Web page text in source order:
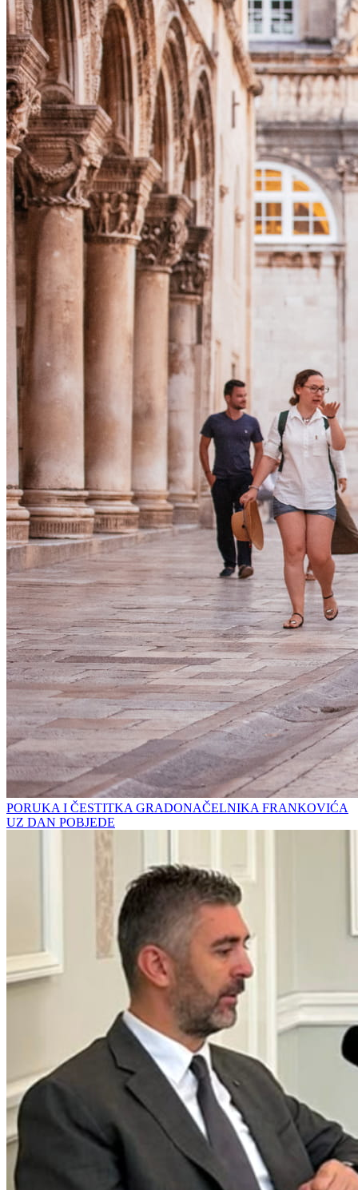
PORUKA I ČESTITKA GRADONAČELNIKA FRANKOVIĆA
UZ DAN POBJEDE